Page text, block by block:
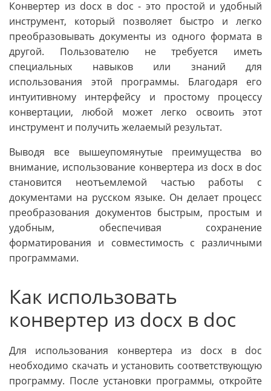
Конвертер из docx в doc - это простой и удобный
инструмент, который позволяет быстро и легко
преобразовывать документы из одного формата в
другой. Пользователю не требуется иметь
специальных навыков или знаний для
использования этой программы. Благодаря его
интуитивному интерфейсу и простому процессу
конвертации, любой может легко освоить этот
инструмент и получить желаемый результат.
Выводя все вышеупомянутые преимущества во
внимание, использование конвертера из docx в doc
становится неотъемлемой частью работы с
документами на русском языке. Он делает процесс
преобразования документов быстрым, простым и
удобным, обеспечивая сохранение
форматирования и совместимость с различными
программами.
Как использовать
конвертер из docx в doc
Для использования конвертера из docx в doc
необходимо скачать и установить соответствующую
программу. После установки программы, откройте